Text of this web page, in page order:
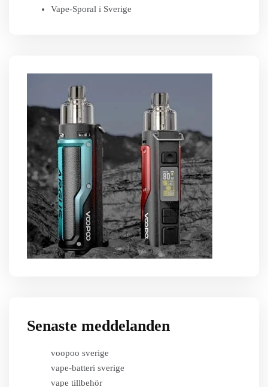
Vape-Sporal i Sverige
Senaste meddelanden
voopoo sverige
vape-batteri sverige
vape tillbehör